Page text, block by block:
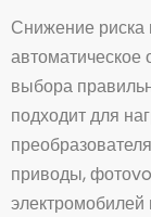
Снижение риска
автоматическое
выбора
подходит для
приводы,